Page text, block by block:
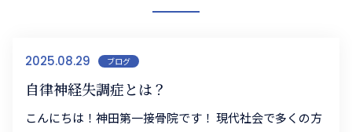
2025.08.29 ブログ
自律神経失調症とは？
こんにちは！神田第一接骨院です！ 現代社会で多くの方